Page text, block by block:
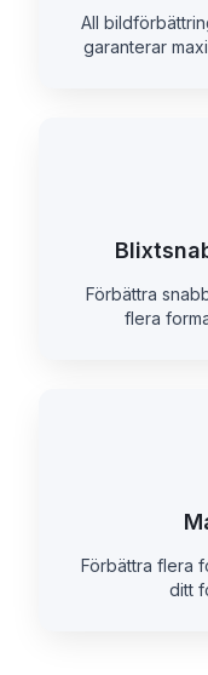
All
garanterar
Förbättra
flera
Förbättra flera
ditt